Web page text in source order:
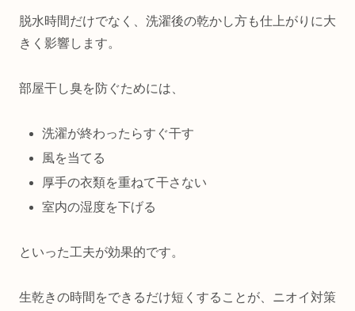
脱水時間だけでなく、洗濯後の乾かし方も仕上がりに大
きく影響します。
部屋干し臭を防ぐためには、
洗濯が終わったらすぐ干す
風を当てる
厚手の衣類を重ねて干さない
室内の湿度を下げる
といった工夫が効果的です。
生乾きの時間をできるだけ短くすることが、ニオイ対策